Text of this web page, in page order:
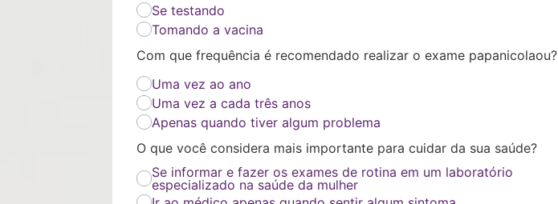
Se testando
Tomando a vacina
Com que frequência é recomendado realizar o exame papanicolaou?
Uma vez ao ano
Uma vez a cada três anos
Apenas quando tiver algum problema
O que você considera mais importante para cuidar da sua saúde?
Se informar e fazer os exames de rotina em um laboratório
especializado na saúde da mulher